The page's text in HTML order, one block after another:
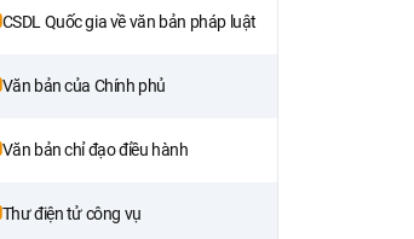
CSDL Quốc gia về văn bản pháp luật
Văn bản của Chính phủ
Văn bản chỉ đạo điều hành
Thư điện tử công vụ